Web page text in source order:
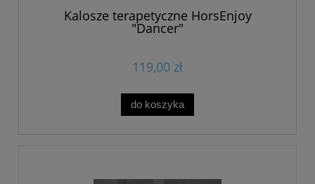
Kalosze terapetyczne HorsEnjoy
"Dancer"
119,00 zł
do koszyka